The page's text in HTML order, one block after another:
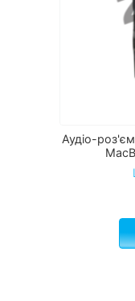
Аудіо-